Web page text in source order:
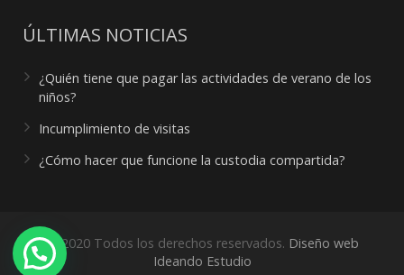
ÚLTIMAS NOTICIAS
¿Quién tiene que pagar las actividades de verano de los
niños?
Incumplimiento de visitas
¿Cómo hacer que funcione la custodia compartida?
© 2020 Todos los derechos reservados. Diseño web
Ideando Estudio
¿Necesitas ayuda?